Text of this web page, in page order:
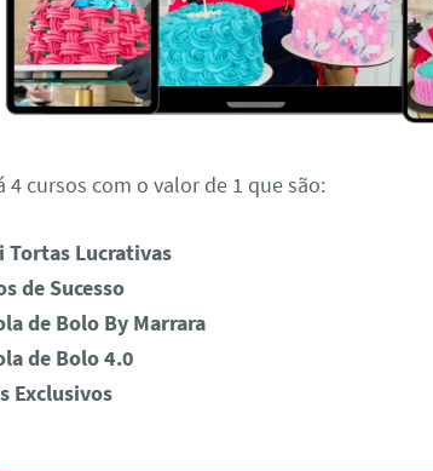
4 cursos com o valor de 1 que são:
Tortas Lucrativas
de Sucesso
de Bolo By Marrara
de Bolo 4.0
Exclusivos